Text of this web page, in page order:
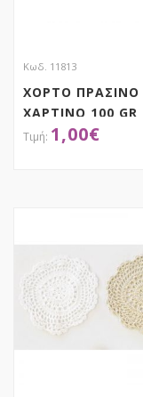
Κωδ. 11813
ΧΟΡΤΟ ΠΡΑΣΙΝΟ
ΧΑΡΤΙΝΟ 100 GR
1,00€